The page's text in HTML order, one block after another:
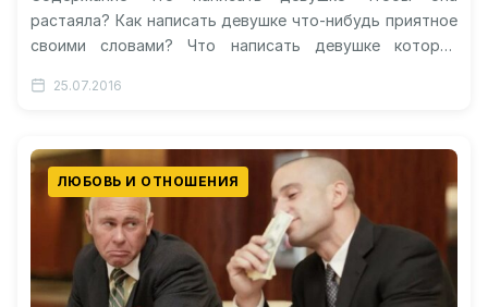
растаяла? Как написать девушке что-нибудь приятное
своими словами? Что написать девушке которая
25.07.2016
ЛЮБОВЬ И ОТНОШЕНИЯ